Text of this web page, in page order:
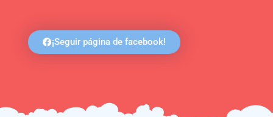
¡Seguir página de facebook!